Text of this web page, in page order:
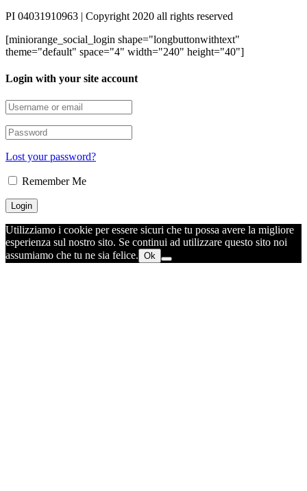
PI 04031910963 | Copyright 2020 all rights reserved
[miniorange_social_login shape="longbuttonwithtext"
theme="default" space="4" width="240" height="40"]
Login with your site account
Lost your password?
Remember Me
Utilizziamo i cookie per essere sicuri che tu possa avere la migliore
esperienza sul nostro sito. Se continui ad utilizzare questo sito noi
assumiamo che tu ne sia felice. Ok